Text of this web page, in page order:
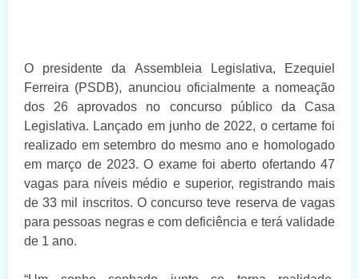
O presidente da Assembleia Legislativa, Ezequiel
Ferreira (PSDB), anunciou oficialmente a nomeação
dos 26 aprovados no concurso público da Casa
Legislativa. Lançado em junho de 2022, o certame foi
realizado em setembro do mesmo ano e homologado
em março de 2023. O exame foi aberto ofertando 47
vagas para níveis médio e superior, registrando mais
de 33 mil inscritos. O concurso teve reserva de vagas
para pessoas negras e com deficiência e terá validade
de 1 ano.